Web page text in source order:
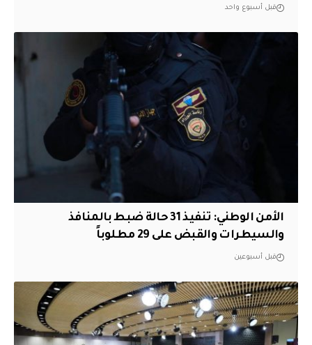
قبل أسبوع واحد
الأمن الوطني: تنفيذ 31 حالة ضبط بالمنافذ
والسيطرات والقبض على 29 مطلوباً
قبل أسبوعين